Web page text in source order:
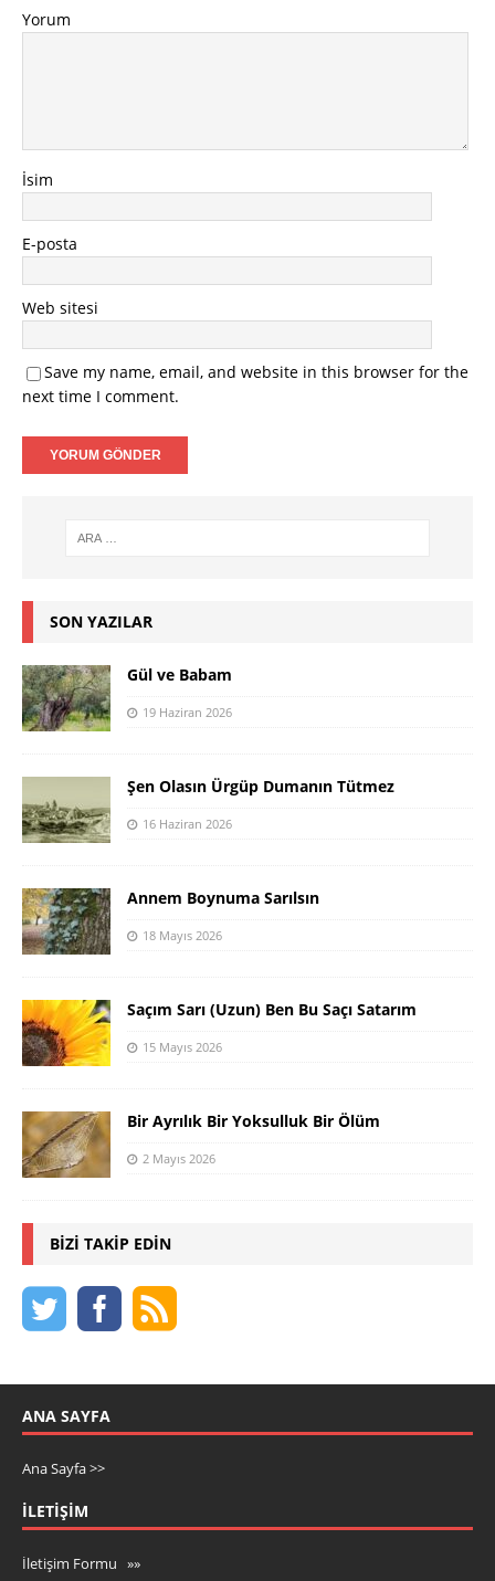
Yorum
İsim
E-posta
Web sitesi
Save my name, email, and website in this browser for the
next time I comment.
SON YAZILAR
Gül ve Babam
19 Haziran 2026
Şen Olasın Ürgüp Dumanın Tütmez
16 Haziran 2026
Annem Boynuma Sarılsın
18 Mayıs 2026
Saçım Sarı (Uzun) Ben Bu Saçı Satarım
15 Mayıs 2026
Bir Ayrılık Bir Yoksulluk Bir Ölüm
2 Mayıs 2026
BIZI TAKIP EDIN
ANA SAYFA
Ana Sayfa >>
İLETIŞIM
İletişim Formu »»